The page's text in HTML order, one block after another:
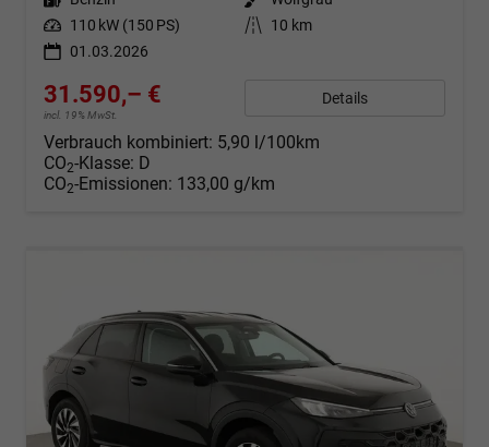
Leistung 110 kW (150 PS) Kilometerstand
10 km
01.03.2026
31.590,– €
incl. 19% MwSt.
Details
Verbrauch kombiniert: 5,90 l/100km
CO2-Klasse: D
CO2-Emissionen: 133,00 g/km